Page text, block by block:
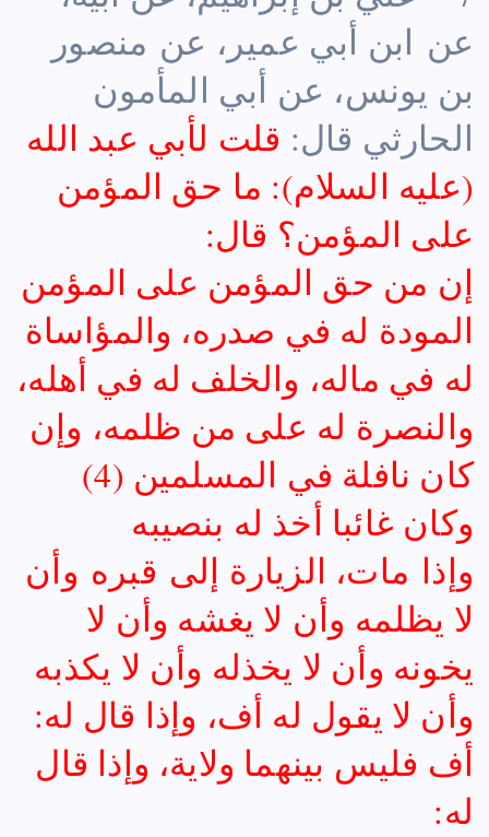
عن ابن أبي عمير، عن منصور
بن يونس، عن أبي المأمون
الحارثي قال: قلت لأبي عبد الله
(عليه السلام): ما حق المؤمن
على المؤمن؟ قال:
إن من حق المؤمن على المؤمن
المودة له في صدره، والمؤاساة
له في ماله، والخلف له في أهله،
والنصرة له على من ظلمه، وإن
كان نافلة في المسلمين (4)
وكان غائبا أخذ له بنصيبه
وإذا مات، الزيارة إلى قبره وأن
لا يظلمه وأن لا يغشه وأن لا
يخونه وأن لا يخذله وأن لا يكذبه
وأن لا يقول له أف، وإذا قال له:
أف فليس بينهما ولاية، وإذا قال
له: